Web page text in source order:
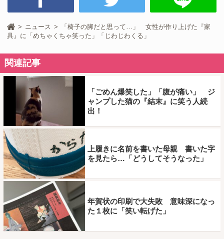
ニュース
「椅子の脚だと思って…」 女性が作り上げた『家
具』に「めちゃくちゃ笑った」「じわじわくる」
関連記事
「ごめん爆笑した」「腹が痛い」 ジ
ャンプした猫の『結末』に笑う人続
出！
上履きに名前を書いた母親 書いた字
を見たら…「どうしてそうなった」
年賀状の印刷で大失敗 意味深になっ
た１枚に「笑い転げた」